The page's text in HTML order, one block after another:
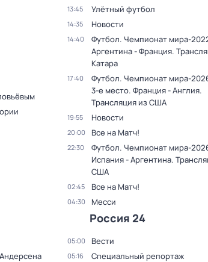
13:45 Улётный футбол
14:35 Новости
14:40
Футбол. Чемпионат мира-
Аргентина - Франция.
Катара
17:40
Футбол. Чемпионат мира-
3-е место. Франция - Англия.
Трансляция из США
19:55 Новости
20:00 Все на Матч!
22:30
Футбол. Чемпионат мира-
Испания - Аргентина.
США
02:45 Все на Матч!
04:30 Месси
Россия 24
05:00 Вести
05:16 Специальный репортаж